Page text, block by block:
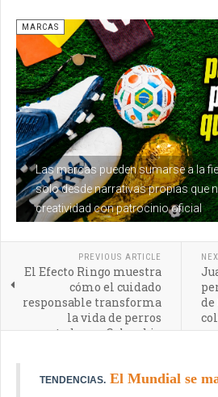
Las marcas pueden sumarse a la
solo desde narrativas propias que
creatividad con patrocinio oficial
MARCAS
PREVIOUS ARTICLE
El Efecto Ringo muestra
cómo el cuidado
responsable transforma
la vida de perros
rescatados en Colombia
de
TENDENCIAS. El Mundial se